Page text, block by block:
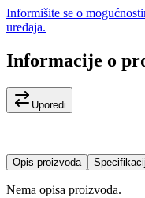
Informišite se o
uređaja.
Informacije o
Uporedi
Opis proizvoda
Nema opisa proizvoda.